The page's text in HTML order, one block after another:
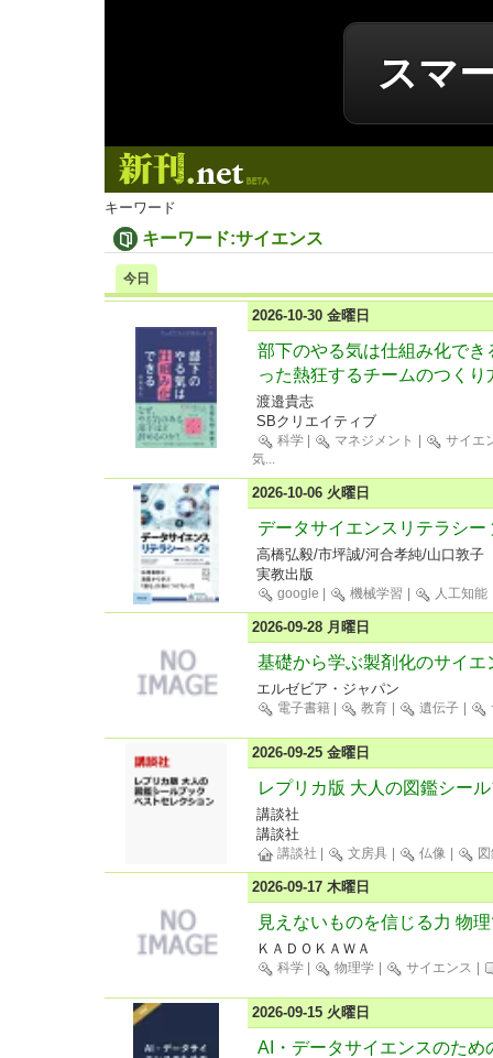
スマ
キーワード
キーワード:サイエンス
今日
2026-10-30 金曜日
部下のやる気は仕組み化で
った熱狂するチームのつくり
渡邉貴志
SBクリエイティブ
科学 マネジメント
サイエ
気...
2026-10-06 火曜日
データサイエンスリテラシー
高橋弘毅/市坪誠/河合孝純/山口敦子
実教出版
google 機械学習 人工知能
2026-09-28 月曜日
基礎から学ぶ製剤化のサイエ
エルゼビア・ジャパン
電子書籍 教育 遺伝子
2026-09-25 金曜日
レプリカ版 大人の図鑑シー
講談社
講談社
講談社 文房具 仏像
2026-09-17 木曜日
見えないものを信じる力 物
ＫＡＤＯＫＡＷＡ
科学 物理学 サイエンス
2026-09-15 火曜日
AI・データサイエンスのため